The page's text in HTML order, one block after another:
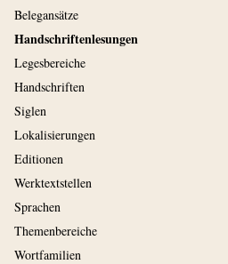
Belegansätze
Handschriftenlesungen
Legesbereiche
Handschriften
Siglen
Lokalisierungen
Editionen
Werktextstellen
Sprachen
Themenbereiche
Wortfamilien